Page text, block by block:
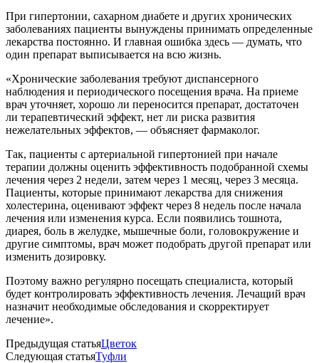
При гипертонии, сахарном диабете и других хронических
заболеваниях пациенты вынуждены принимать определенные
лекарства постоянно. И главная ошибка здесь — думать, что
один препарат выписывается на всю жизнь.
«Хронические заболевания требуют диспансерного
наблюдения и периодического посещения врача. На приеме
врач уточняет, хорошо ли переносится препарат, достаточен
ли терапевтический эффект, нет ли риска развития
нежелательных эффектов, — объясняет фармаколог.
Так, пациенты с артериальной гипертонией при начале
терапии должны оценить эффективность подобранной схемы
лечения через 2 недели, затем через 1 месяц, через 3 месяца.
Пациенты, которые принимают лекарства для снижения
холестерина, оценивают эффект через 8 недель после начала
лечения или изменения курса. Если появились тошнота,
диарея, боль в желудке, мышечные боли, головокружение и
другие симптомы, врач может подобрать другой препарат или
изменить дозировку.
Поэтому важно регулярно посещать специалиста, который
будет контролировать эффективность лечения. Лечащий врач
назначит необходимые обследования и скорректирует
лечение».
Предыдущая статьяЦветок
Следующая статьяТуфли